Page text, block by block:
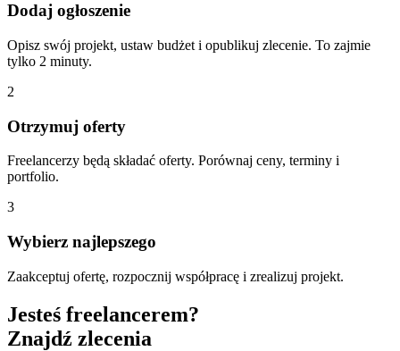
Dodaj ogłoszenie
Opisz swój projekt, ustaw budżet i opublikuj zlecenie. To zajmie
tylko 2 minuty.
2
Otrzymuj oferty
Freelancerzy będą składać oferty. Porównaj ceny, terminy i
portfolio.
3
Wybierz najlepszego
Zaakceptuj ofertę, rozpocznij współpracę i zrealizuj projekt.
Jesteś freelancerem?
Znajdź zlecenia